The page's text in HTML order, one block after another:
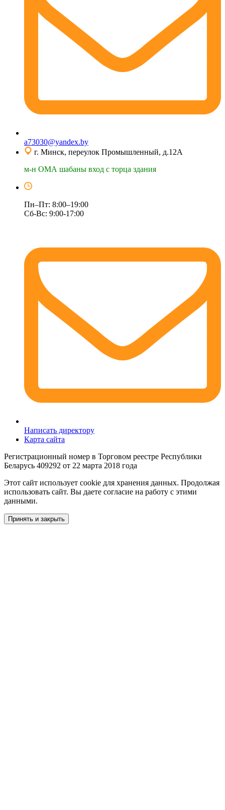
a73030@yandex.by
г. Минск, переулок Промышленный, д.12А
м-н ОМА шабаны вход с торца здания
Пн–Пт: 8:00–19:00
Сб-Вс: 9:00-17:00
Написать директору
Карта сайта
Регистрационный номер в Торговом реестре Республики
Беларусь 409292 от 22 марта 2018 года
Этот сайт использует cookie для хранения данных. Продолжая
использовать сайт. Вы даете согласие на работу с этими
данными.
Принять и закрыть